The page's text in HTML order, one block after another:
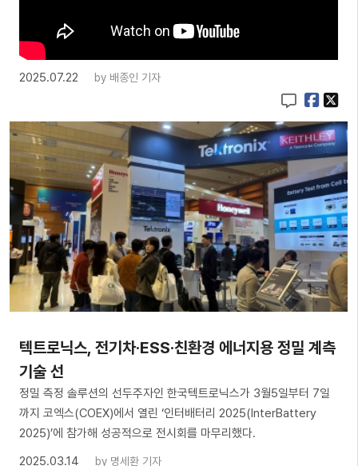
2025.07.22 by 배종인 기자
텍트로닉스, 전기차·ESS·친환경 에너지용 정밀 계측
기술 선
정밀 측정 솔루션의 선두주자인 한국텍트로닉스가 3월5일부터 7일
까지 코엑스(COEX)에서 열린 ‘인터배터리 2025(InterBattery
2025)’에 참가해 성공적으로 전시회를 마무리했다.
2025.03.14
by 명세환 기자